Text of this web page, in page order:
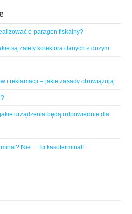
e-paragon fiskalny?
są zalety kolektora danych z dużym
i reklamacji – jakie zasady obowiązują
urządzenia będą odpowiednie dla
Nie… To kasoterminal!